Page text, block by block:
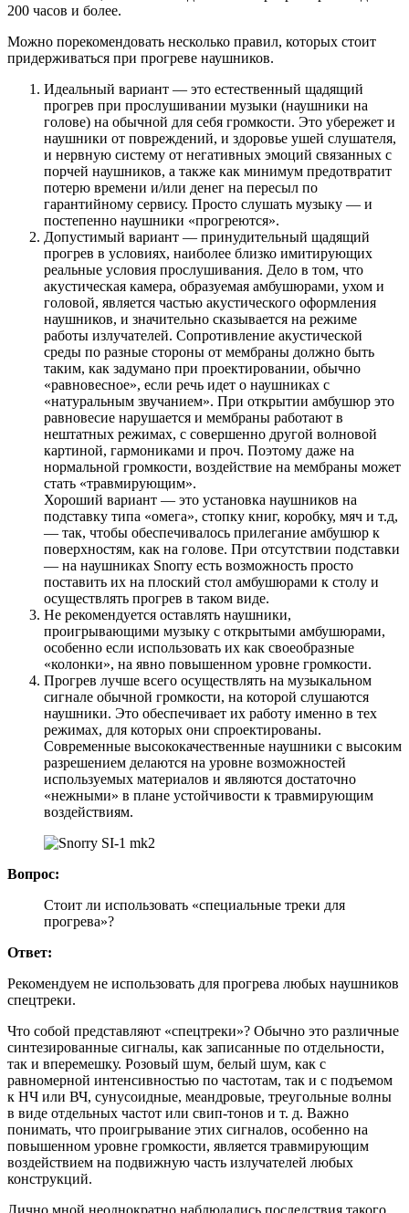
200 часов и более.
Можно порекомендовать несколько правил, которых стоит
придерживаться при прогреве наушников.
Идеальный вариант — это естественный щадящий
прогрев при прослушивании музыки (наушники на
голове) на обычной для себя громкости. Это убережет и
наушники от повреждений, и здоровье ушей слушателя,
и нервную систему от негативных эмоций связанных с
порчей наушников, а также как минимум предотвратит
потерю времени и/или денег на пересыл по
гарантийному сервису. Просто слушать музыку — и
постепенно наушники «прогреются».
Допустимый вариант — принудительный щадящий
прогрев в условиях, наиболее близко имитирующих
реальные условия прослушивания. Дело в том, что
акустическая камера, образуемая амбушюрами, ухом и
головой, является частью акустического оформления
наушников, и значительно сказывается на режиме
работы излучателей. Сопротивление акустической
среды по разные стороны от мембраны должно быть
таким, как задумано при проектировании, обычно
«равновесное», если речь идет о наушниках с
«натуральным звучанием». При открытии амбушюр это
равновесие нарушается и мембраны работают в
нештатных режимах, с совершенно другой волновой
картиной, гармониками и проч. Поэтому даже на
нормальной громкости, воздействие на мембраны может
стать «травмирующим».
Хороший вариант — это установка наушников на
подставку типа «омега», стопку книг, коробку, мяч и т.д,
— так, чтобы обеспечивалось прилегание амбушюр к
поверхностям, как на голове. При отсутствии подставки
— на наушниках Snorry есть возможность просто
поставить их на плоский стол амбушюрами к столу и
осуществлять прогрев в таком виде.
Не рекомендуется оставлять наушники,
проигрывающими музыку с открытыми амбушюрами,
особенно если использовать их как своеобразные
«колонки», на явно повышенном уровне громкости.
Прогрев лучше всего осуществлять на музыкальном
сигнале обычной громкости, на которой слушаются
наушники. Это обеспечивает их работу именно в тех
режимах, для которых они спроектированы.
Современные высококачественные наушники с высоким
разрешением делаются на уровне возможностей
используемых материалов и являются достаточно
«нежными» в плане устойчивости к травмирующим
воздействиям.
Вопрос:
Стоит ли использовать «специальные треки для
прогрева»?
Ответ:
Рекомендуем не использовать для прогрева любых наушников
спецтреки.
Что собой представляют «спецтреки»? Обычно это различные
синтезированные сигналы, как записанные по отдельности,
так и вперемешку. Розовый шум, белый шум, как с
равномерной интенсивностью по частотам, так и с подъемом
к НЧ или ВЧ, сунусоидные, меандровые, треугольные волны
в виде отдельных частот или свип-тонов и т. д. Важно
понимать, что проигрывание этих сигналов, особенно на
повышенном уровне громкости, является травмирующим
воздействием на подвижную часть излучателей любых
конструкций.